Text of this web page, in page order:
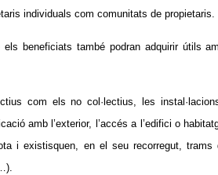
individuals com comunitats de propietaris.
beneficiats també podran adquirir útils
com els no col·lectius, les
amb l’exterior, l’accés a l’edifici o
i existisquen, en el seu recorregut, trams